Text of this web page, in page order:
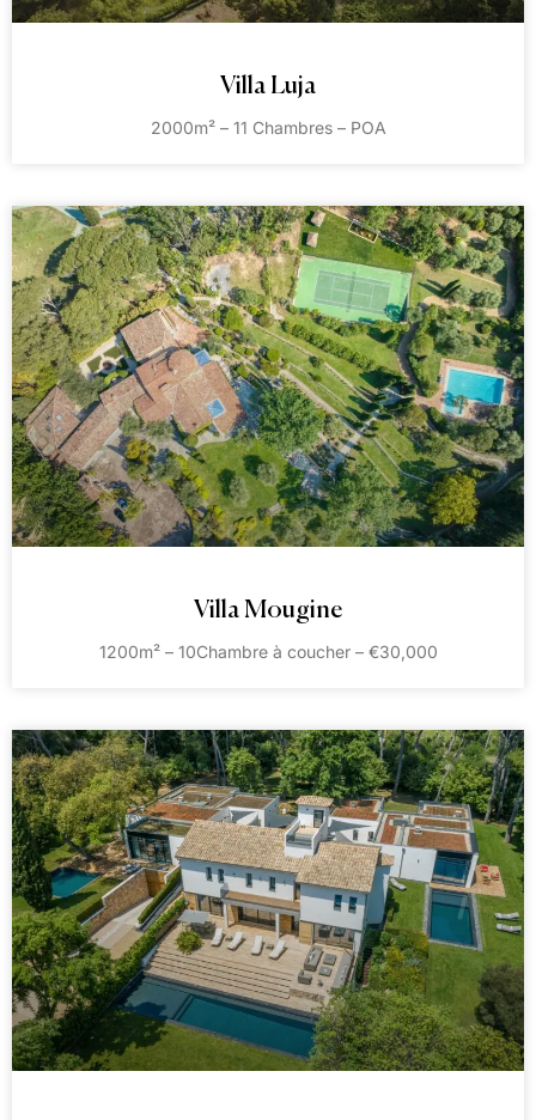
Villa Luja
2000m² – 11 Chambres – POA
Villa Mougine
1200m² – 10Chambre à coucher – €30,000